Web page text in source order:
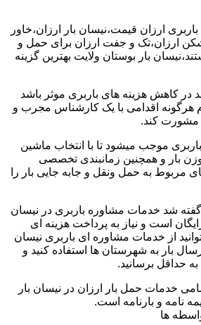
ارزان قیمت،نیسان بار ارزان،خاور
ارزان،تک و جفت ارزان برای حمل و
بار بوستان ولایت بهترین گزینه
در کاهش هزینه های باربری موثر باشد
هرگونه اقدامی با یک کارشناس مجرب و
مشورت کند.
موجب میشود تا با انتخاب ماشین
بار و همچنین زمانبندی تخصصی
مربوط به حمل ونقل و جابه جایی بار را
شد خدمات مشاوره باربری در نیسان
است و نیاز به پرداخت هزینه ای
از خدمات مشاوره ای باربری نیسان
بار به شهرستان ها استفاده کنید و
حداقل برسانید.
خدمات حمل بار ارزان در نیسان بار
نامه و بارنامه است.
ها